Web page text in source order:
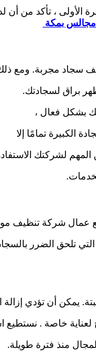
، تأكد من أن
بمكة
سجاد مجربة. ومع
براق لسجادتك.
بشكل فعال ،
الكبيرة تمامًا إلا
لشركتك
عمال شركة تنظيف
تلحق الضرر
يمكن أن تؤدي
لعناية خاصة .
منذ فترة طويلة.